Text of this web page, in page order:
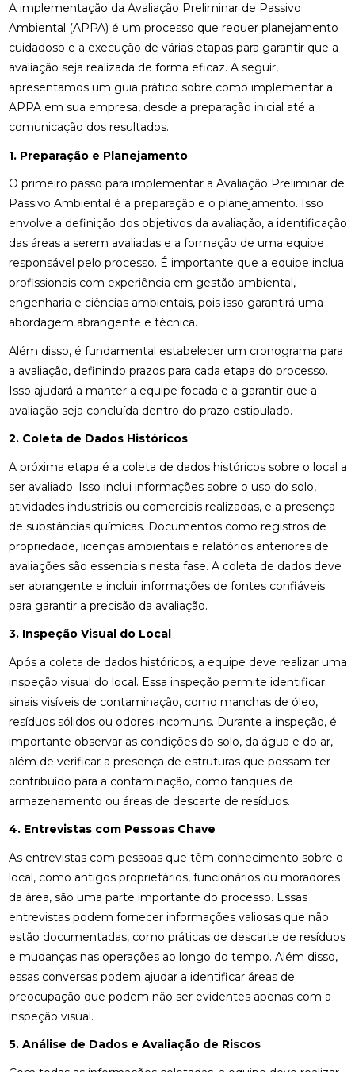
A implementação da Avaliação Preliminar de Passivo
Ambiental (APPA) é um processo que requer planejamento
cuidadoso e a execução de várias etapas para garantir que a
avaliação seja realizada de forma eficaz. A seguir,
apresentamos um guia prático sobre como implementar a
APPA em sua empresa, desde a preparação inicial até a
comunicação dos resultados.
1. Preparação e Planejamento
O primeiro passo para implementar a Avaliação Preliminar de
Passivo Ambiental é a preparação e o planejamento. Isso
envolve a definição dos objetivos da avaliação, a identificação
das áreas a serem avaliadas e a formação de uma equipe
responsável pelo processo. É importante que a equipe inclua
profissionais com experiência em gestão ambiental,
engenharia e ciências ambientais, pois isso garantirá uma
abordagem abrangente e técnica.
Além disso, é fundamental estabelecer um cronograma para
a avaliação, definindo prazos para cada etapa do processo.
Isso ajudará a manter a equipe focada e a garantir que a
avaliação seja concluída dentro do prazo estipulado.
2. Coleta de Dados Históricos
A próxima etapa é a coleta de dados históricos sobre o local a
ser avaliado. Isso inclui informações sobre o uso do solo,
atividades industriais ou comerciais realizadas, e a presença
de substâncias químicas. Documentos como registros de
propriedade, licenças ambientais e relatórios anteriores de
avaliações são essenciais nesta fase. A coleta de dados deve
ser abrangente e incluir informações de fontes confiáveis
para garantir a precisão da avaliação.
3. Inspeção Visual do Local
Após a coleta de dados históricos, a equipe deve realizar uma
inspeção visual do local. Essa inspeção permite identificar
sinais visíveis de contaminação, como manchas de óleo,
resíduos sólidos ou odores incomuns. Durante a inspeção, é
importante observar as condições do solo, da água e do ar,
além de verificar a presença de estruturas que possam ter
contribuído para a contaminação, como tanques de
armazenamento ou áreas de descarte de resíduos.
4. Entrevistas com Pessoas Chave
As entrevistas com pessoas que têm conhecimento sobre o
local, como antigos proprietários, funcionários ou moradores
da área, são uma parte importante do processo. Essas
entrevistas podem fornecer informações valiosas que não
estão documentadas, como práticas de descarte de resíduos
e mudanças nas operações ao longo do tempo. Além disso,
essas conversas podem ajudar a identificar áreas de
preocupação que podem não ser evidentes apenas com a
inspeção visual.
5. Análise de Dados e Avaliação de Riscos